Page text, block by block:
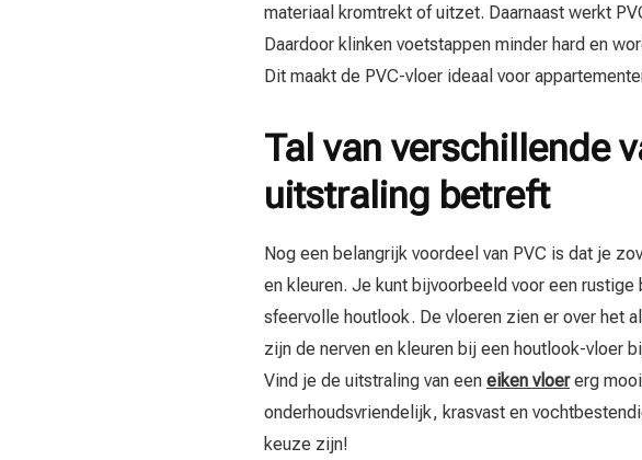
materiaal kromtrekt of uitzet. Daarnaast werkt
Daardoor klinken voetstappen minder hard en
Dit maakt de PVC-vloer ideaal voor
Tal van verschillende
uitstraling betreft
Nog een belangrijk voordeel van PVC is dat je
en kleuren. Je kunt bijvoorbeeld voor een
sfeervolle houtlook. De vloeren zien er over het
zijn de nerven en kleuren bij een houtlook-vloer
Vind je de uitstraling van een eiken vloererg
onderhoudsvriendelijk, krasvast en
keuze zijn!